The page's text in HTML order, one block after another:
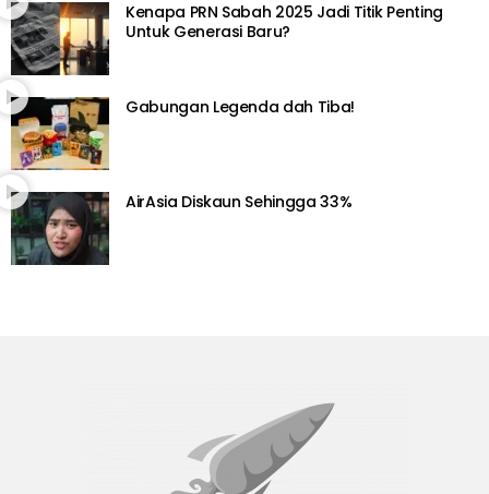
Kenapa PRN Sabah 2025 Jadi Titik Penting
Untuk Generasi Baru?
Gabungan Legenda dah Tiba!
AirAsia Diskaun Sehingga 33%